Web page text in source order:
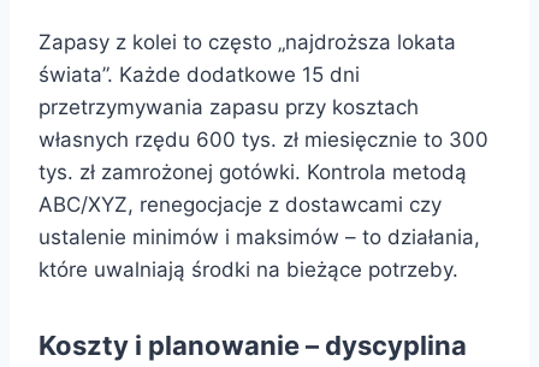
Zapasy z kolei to często „najdroższa lokata
świata”. Każde dodatkowe 15 dni
przetrzymywania zapasu przy kosztach
własnych rzędu 600 tys. zł miesięcznie to 300
tys. zł zamrożonej gotówki. Kontrola metodą
ABC/XYZ, renegocjacje z dostawcami czy
ustalenie minimów i maksimów – to działania,
które uwalniają środki na bieżące potrzeby.
Koszty i planowanie – dyscyplina